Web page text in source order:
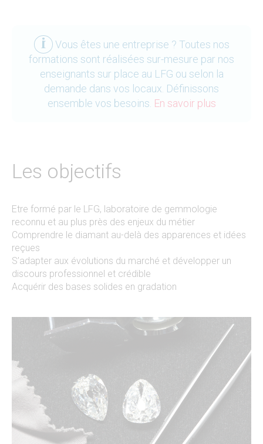
Vous êtes une entreprise ? Toutes nos
formations sont réalisées sur-mesure par nos
enseignants sur place au LFG ou selon la
demande dans vos locaux. Définissons
ensemble vos besoins. En savoir plus
Les objectifs
Etre formé par le LFG, laboratoire de gemmologie
reconnu et au plus près des enjeux du métier
Comprendre le diamant au-delà des apparences et idées
reçues
S’adapter aux évolutions du marché et développer un
discours professionnel et crédible
Acquérir des bases solides en gradation